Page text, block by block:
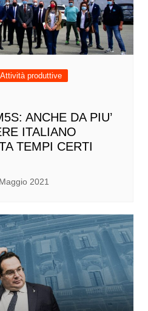
Attività produttive
ANCHE DA PIU’
ITALIANO
TEMPI CERTI
2021